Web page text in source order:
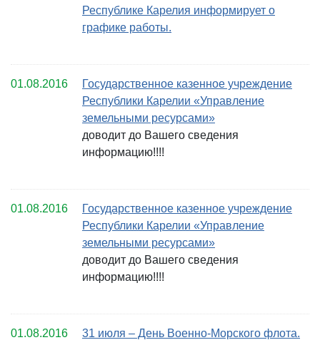
Республике Карелия информирует о
графике работы.
01.08.2016
Государственное казенное учреждение
Республики Карелии «Управление
земельными ресурсами»
доводит до Вашего сведения
информацию!!!!
01.08.2016
Государственное казенное учреждение
Республики Карелии «Управление
земельными ресурсами»
доводит до Вашего сведения
информацию!!!!
01.08.2016 31 июля – День Военно-Морского флота.